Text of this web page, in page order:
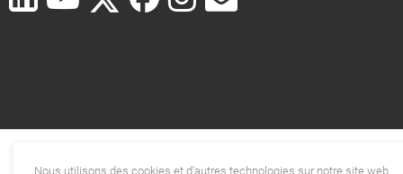
Nous utilisons des cookies et d'autres technologies sur notre site web.